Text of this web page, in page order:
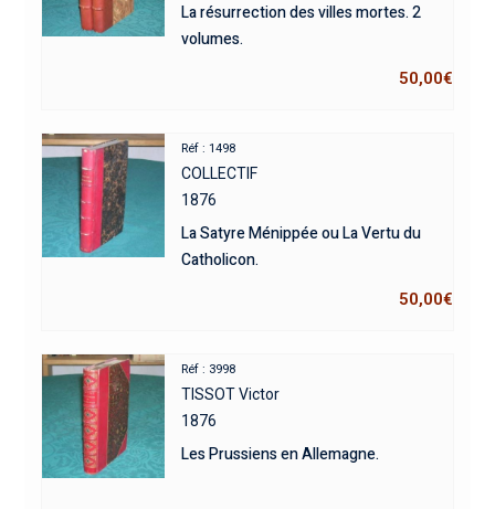
La résurrection des villes mortes. 2
volumes.
50,00€
Réf : 1498
COLLECTIF
1876
La Satyre Ménippée ou La Vertu du
Catholicon.
50,00€
Réf : 3998
TISSOT Victor
1876
Les Prussiens en Allemagne.